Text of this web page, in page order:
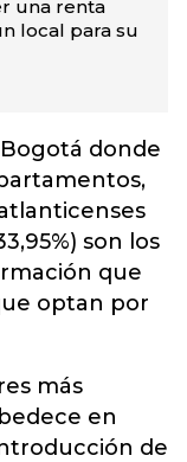
una renta
local para su
donde
son los
que
optan por
más
en
de